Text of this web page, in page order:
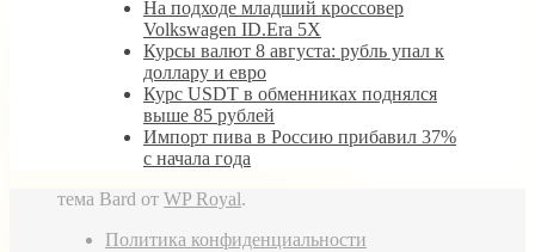
На подходе младший кроссовер
Volkswagen ID.Era 5X
Курсы валют 8 августа: рубль упал к
доллару и евро
Курс USDT в обменниках поднялся
выше 85 рублей
Импорт пива в Россию прибавил 37%
с начала года
тема Bard от WP Royal.
Политика конфиденциальности